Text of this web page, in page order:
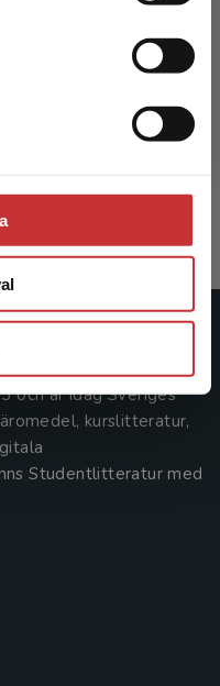
och är idag Sveriges
kurslitteratur,
Studentlitteratur med